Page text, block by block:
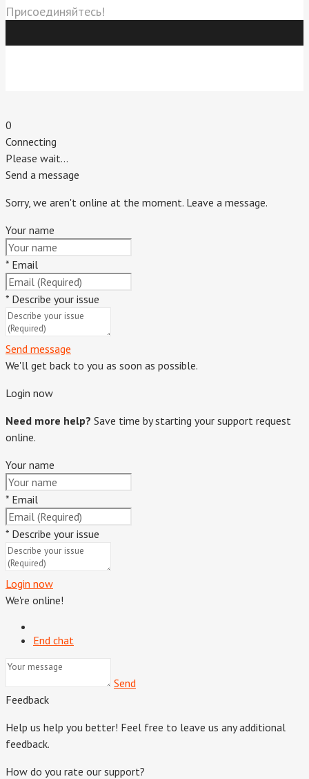
Присоединяйтесь!
0
Connecting
Please wait...
Send a message
Sorry, we aren't online at the moment. Leave a message.
Your name
* Email
* Describe your issue
Send message
We'll get back to you as soon as possible.
Login now
Need more help? Save time by starting your support request
online.
Your name
* Email
* Describe your issue
Login now
We're online!
End chat
Send
Feedback
Help us help you better! Feel free to leave us any additional
feedback.
How do you rate our support?